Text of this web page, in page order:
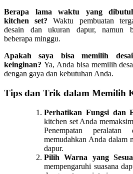
Berapa lama waktu yang
kitchen set? Waktu pembuatan
desain dan ukuran dapur, namun
beberapa minggu.
Apakah saya bisa memilih
keinginan? Ya, Anda bisa memilih
dengan gaya dan kebutuhan Anda.
Tips dan Trik dalam Memilih
Perhatikan Fungsi dan
kitchen set Anda
Penempatan
memudahkan Anda dalam
dapur.
Pilih Warna yang
mempengaruhi suasana